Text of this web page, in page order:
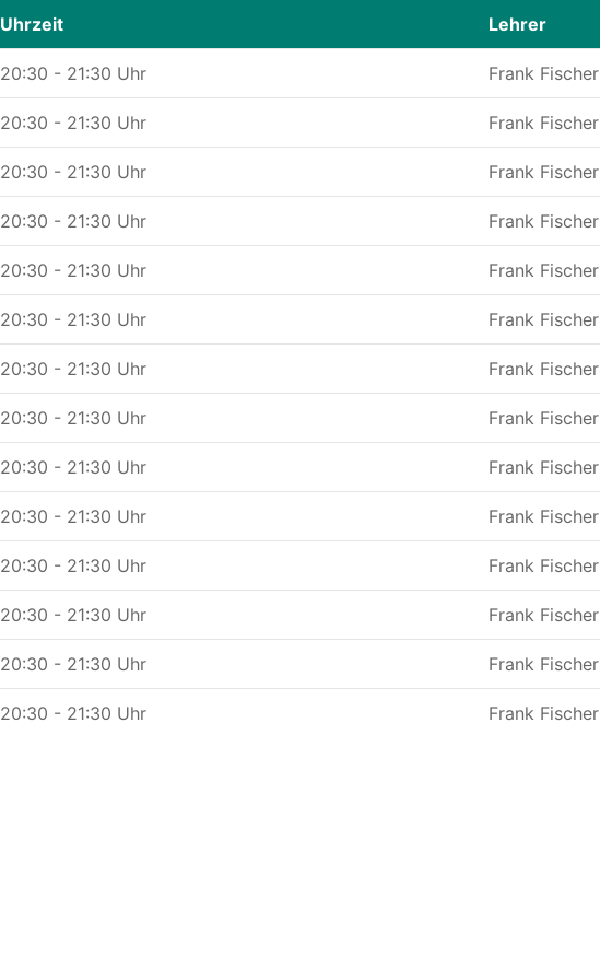
Uhrzeit Lehrer
20:30 - 21:30 Uhr Frank Fischer
20:30 - 21:30 Uhr Frank Fischer
20:30 - 21:30 Uhr Frank Fischer
20:30 - 21:30 Uhr Frank Fischer
20:30 - 21:30 Uhr Frank Fischer
20:30 - 21:30 Uhr Frank Fischer
20:30 - 21:30 Uhr Frank Fischer
20:30 - 21:30 Uhr Frank Fischer
20:30 - 21:30 Uhr Frank Fischer
20:30 - 21:30 Uhr Frank Fischer
20:30 - 21:30 Uhr Frank Fischer
20:30 - 21:30 Uhr Frank Fischer
20:30 - 21:30 Uhr Frank Fischer
20:30 - 21:30 Uhr Frank Fischer